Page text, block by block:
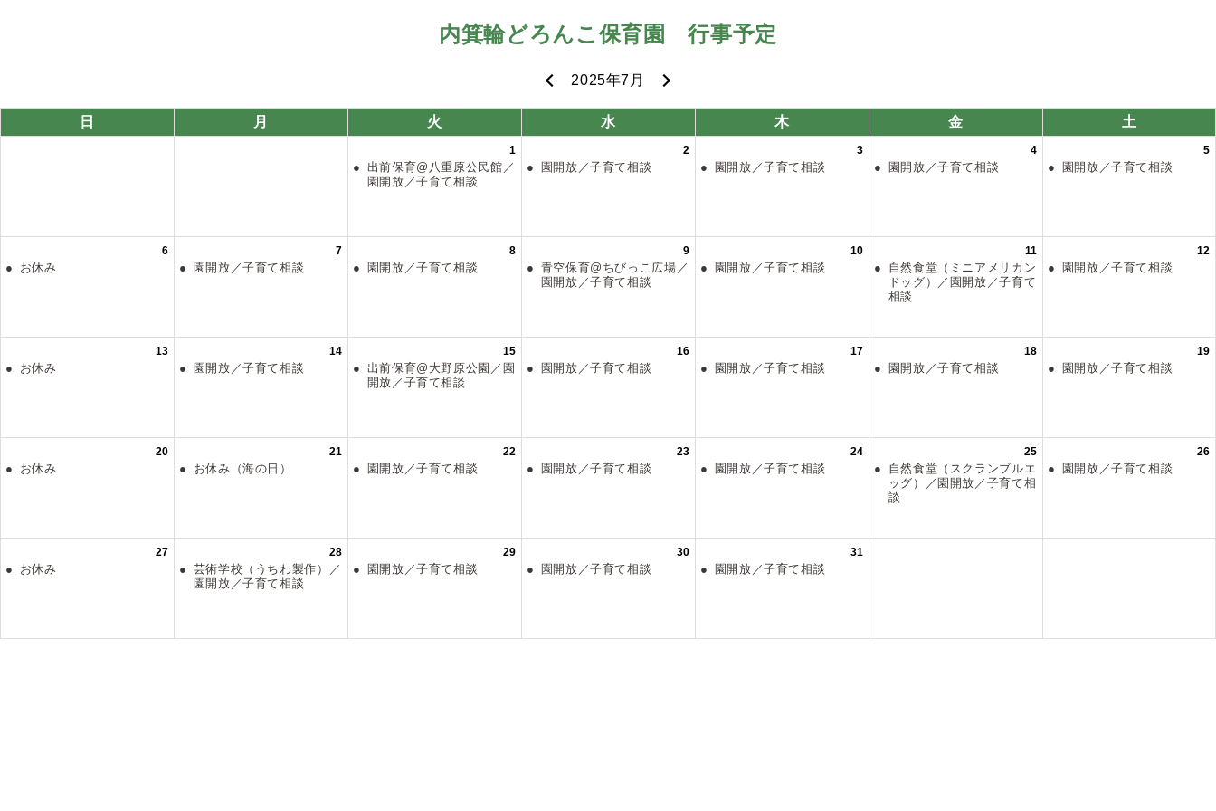
内箕輪どろんこ保育園行事予定
2025年7月
日 月 火 水 木 金 土
1
出前保育@八重原公民館／
園開放／子育て相談
2
園開放／子育て相談
3
園開放／子育て相談
4
園開放／子育て相談
5
園開放／子育て相談
6
お休み
7
園開放／子育て相談
8
園開放／子育て相談
9
青空保育@ちびっこ広場／
園開放／子育て相談
10
園開放／子育て相談
11
自然食堂（ミニアメリカン
ドッグ）／園開放／子育て
相談
12
園開放／子育て相談
13
お休み
14
園開放／子育て相談
15
出前保育@大野原公園／園
開放／子育て相談
16
園開放／子育て相談
17
園開放／子育て相談
18
園開放／子育て相談
19
園開放／子育て相談
20
お休み
21
お休み（海の日）
22
園開放／子育て相談
23
園開放／子育て相談
24
園開放／子育て相談
25
自然食堂（スクランブルエ
ッグ）／園開放／子育て相
談
26
園開放／子育て相談
27
お休み
28
芸術学校（うちわ製作）／
園開放／子育て相談
29
園開放／子育て相談
30
園開放／子育て相談
31
園開放／子育て相談